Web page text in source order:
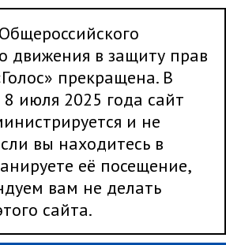
движения в защиту прав
прекращена. В
8 июля 2025 года сайт
и не
вы находитесь в
её посещение,
вам не делать
сайта.